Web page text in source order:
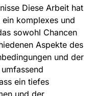
Diese Arbeit hat
komplexes und
sowohl Chancen
Aspekte des
und der
ein tiefes
und der